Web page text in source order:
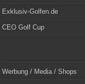
Exklusiv-Golfen.de
CEO Golf Cup
Werbung / Media / Shops